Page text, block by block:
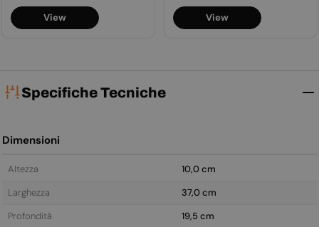
normaleView
normaleView
Specifiche Tecniche
Dimensioni
Altezza
10,0 cm
Larghezza
37,0 cm
Profondità
19,5 cm